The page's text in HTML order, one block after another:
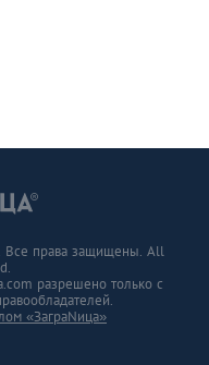
Все права защищены. All
разрешено только с
«ЗаграNица»